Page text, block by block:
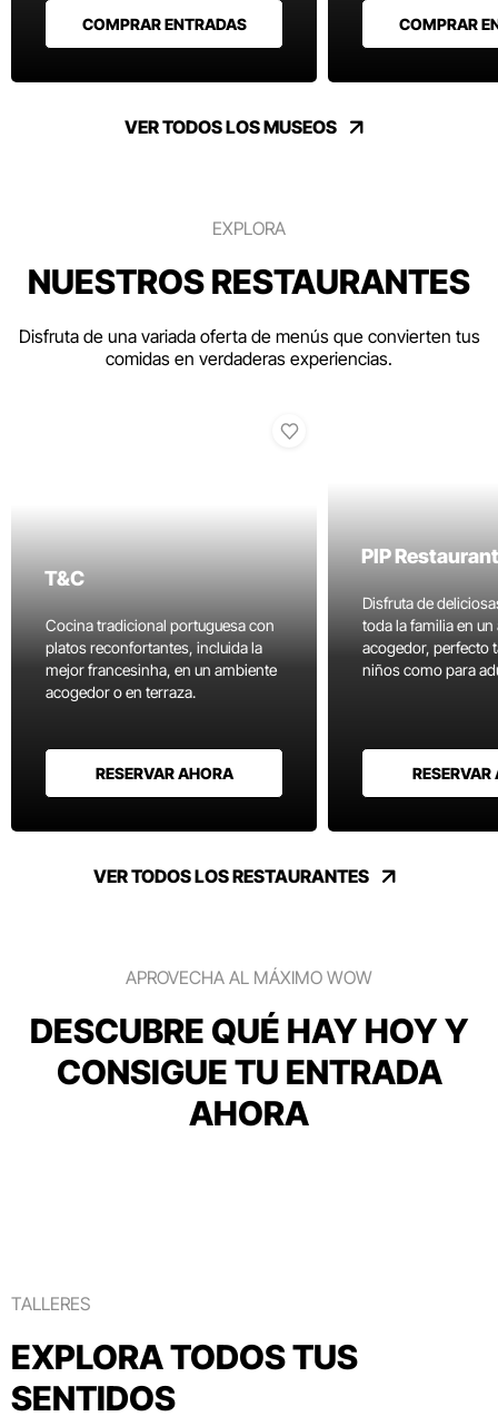
COMPRAR ENTRADAS COMPRAR
VER TODOS LOS MUSEOS
EXPLORA
NUESTROS RESTAURANTES
Disfruta de una variada oferta de menús que convierten tus
comidas en verdaderas experiencias.
T&C
Cocina tradicional portuguesa con
platos reconfortantes, incluida la
mejor francesinha, en un ambiente
acogedor o en terraza.
RESERVAR AHORA
PIP Restaurant
Disfruta de
toda la familia en
acogedor, perfecto
niños como para
RESERVAR
VER TODOS LOS RESTAURANTES
APROVECHA AL MÁXIMO WOW
DESCUBRE QUÉ HAY HOY Y
CONSIGUE TU ENTRADA
AHORA
TALLERES
EXPLORA TODOS TUS
SENTIDOS